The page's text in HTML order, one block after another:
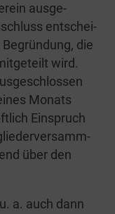
aus­ge­
ent­schei­
die
wird.
Monats
Ein­spruch
über den
a. auch dann